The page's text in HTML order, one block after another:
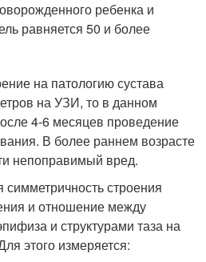
ребенка и
равняется 50 и более
на патологию сустава
на УЗИ, то в данном
4-6 месяцев проведение
В более раннем возрасте
непоправимый вред.
строения
и отношение между
и структурами таза на
этого измеряется: